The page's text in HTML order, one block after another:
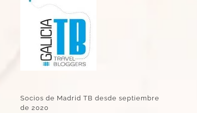
Socios de Madrid TB desde septiembre
de 2020